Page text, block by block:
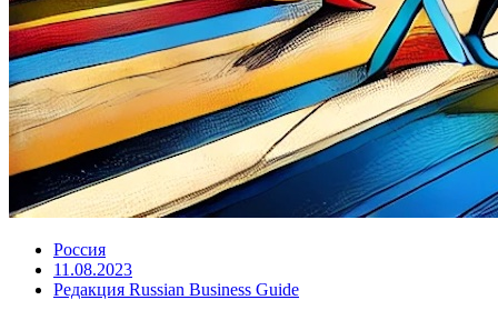
Россия
11.08.2023
Редакция Russian Business Guide